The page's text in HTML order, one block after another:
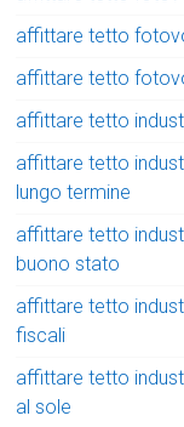
affittare tetto
affittare tetto
affittare tetto
affittare tetto
lungo termine
affittare tetto
buono stato
affittare tetto
fiscali
affittare tetto
al sole